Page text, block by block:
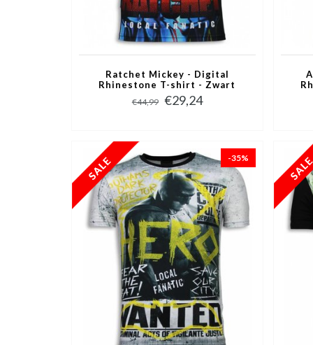
Ratchet Mickey - Digital
Rhinestone T-shirt - Zwart
€44,99 €29,24
-35%